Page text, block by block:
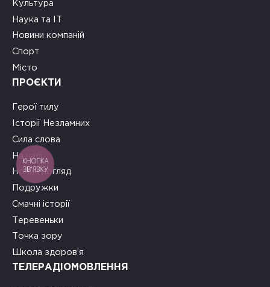
Культура
Наука та ІТ
Новини компаній
Спорт
Місто
ПРОЄКТИ
Герої тилу
Історії Незламних
Сила слова
На часі
Новий погляд
Подружки
Смачні історії
Теревеньки
Точка зору
Школа здоров’я
ТЕЛЕРАДІОМОВЛЕННЯ
КНОПКА
ЗВ'ЯЗКУ